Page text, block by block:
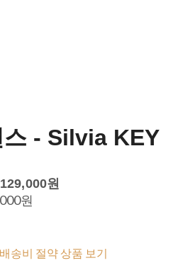
스 - Silvia KEY
129,000원
원
송비 절약 상품 보기